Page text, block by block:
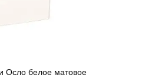
Осло белое матовое